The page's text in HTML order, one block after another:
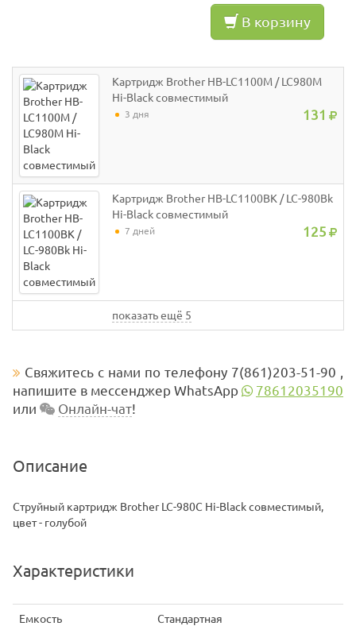
В корзину
Картридж Brother HB-LC1100M / LC980M
Hi-Black совместимый
3 дня 131
Картридж Brother HB-LC1100BK / LC-980Bk
Hi-Black совместимый
7 дней 125
показать ещё 5
Свяжитесь с нами по телефону 7(861)203-51-90 ,
напишите в мессенджер WhatsApp
78612035190
или
Онлайн-чат!
Описание
Струйный картридж Brother LC-980C Hi-Black совместимый,
цвет - голубой
Характеристики
Емкость Стандартная